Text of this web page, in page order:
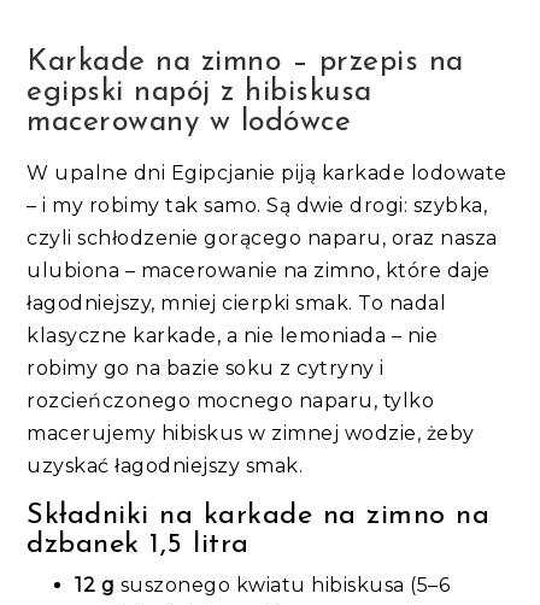
Karkade na zimno – przepis na
egipski napój z hibiskusa
macerowany w lodówce
W upalne dni Egipcjanie piją karkade lodowate
– i my robimy tak samo. Są dwie drogi: szybka,
czyli schłodzenie gorącego naparu, oraz nasza
ulubiona – macerowanie na zimno, które daje
łagodniejszy, mniej cierpki smak. To nadal
klasyczne karkade, a nie lemoniada – nie
robimy go na bazie soku z cytryny i
rozcieńczonego mocnego naparu, tylko
macerujemy hibiskus w zimnej wodzie, żeby
uzyskać łagodniejszy smak.
Składniki na karkade na zimno na
dzbanek 1,5 litra
12 g suszonego kwiatu hibiskusa (5–6